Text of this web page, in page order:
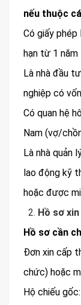
nếu thuộc
Có giấy
hạn từ 1 năm
Là nhà đầu
nghiệp có
Có quan hệ
Nam (vợ/
Là nhà quản
lao động kỹ
hoặc được
Hồ sơ
Hồ sơ cần
Đơn xin cấp
chức) hoặc
Hộ chiếu